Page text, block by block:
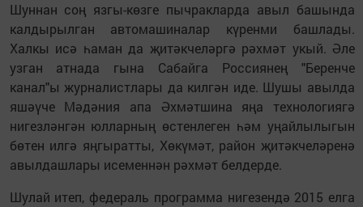
Шуннан соң язгы-көзге пычракларда авыл башында
калдырылган автомашиналар күренми башлады.
Халкы исә һаман да җитәкчеләргә рәхмәт укый. Әле
узган атнада гына Сабайга Россиянең "Беренче
канал"ы журналистлары да килгән иде. Шушы авылда
яшәүче Мәдәния апа Әхмәтшина яңа технологиягә
нигезләнгән юлларның өстенлеген һәм уңайлылыгын
бөтен илгә яңгыратты, Хөкүмәт, район җитәкчеләренә
авылдашлары исеменнән рәхмәт белдерде.
Шулай итеп, федераль программа нигезендә 2015 елга